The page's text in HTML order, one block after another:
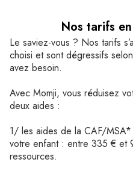
Nos tarifs
Le saviez-vous ? Nos tarifs
choisi et sont dégressifs
avez besoin.
Avec Momji, vous réduisez
deux aides :
1/ les aides de la CAF/MSA*
votre enfant : entre 335 € et
ressources.